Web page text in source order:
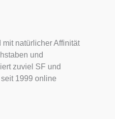
mit natürlicher Affinität
und
zuviel SF und
1999 online